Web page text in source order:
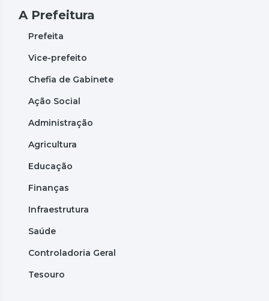
A Prefeitura
Prefeita
Vice-prefeito
Chefia de Gabinete
Ação Social
Administração
Agricultura
Educação
Finanças
Infraestrutura
Saúde
Controladoria Geral
Tesouro